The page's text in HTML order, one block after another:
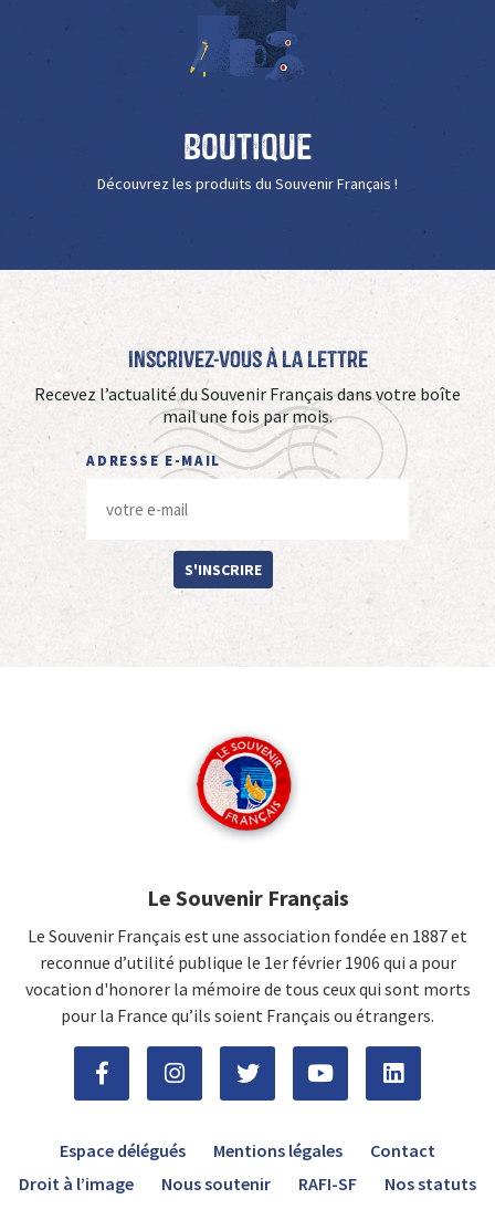
Boutique
Découvrez les produits du Souvenir Français !
Inscrivez-vous à La Lettre
Recevez l’actualité du Souvenir Français dans votre boîte
mail une fois par mois.
ADRESSE E-MAIL
S'INSCRIRE
Le Souvenir Français
Le Souvenir Français est une association fondée en 1887 et
reconnue d’utilité publique le 1er février 1906 qui a pour
vocation d'honorer la mémoire de tous ceux qui sont morts
pour la France qu’ils soient Français ou étrangers.
Espace délégués Mentions légales
Contact
Droit à l’image
Nous soutenir RAFI-SF Nos statuts